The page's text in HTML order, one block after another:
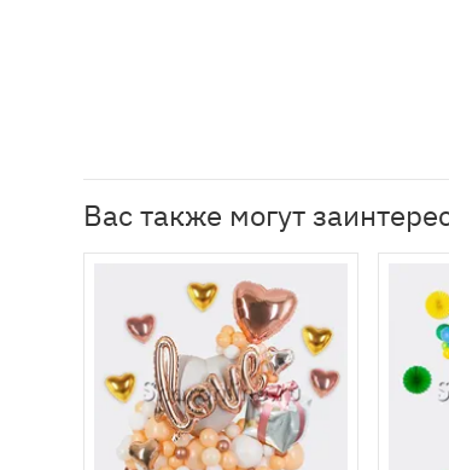
Вас также могут